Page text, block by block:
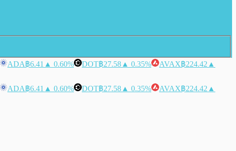
ADA฿6.41 ▲ 0.60% DOT฿27.58 ▲ 0.35% AVAX฿224.42 ▲
ADA฿6.41 ▲ 0.60% DOT฿27.58 ▲ 0.35% AVAX฿224.42 ▲